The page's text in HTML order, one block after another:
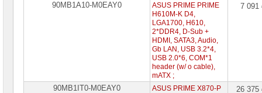
90MB1A10-M0EAY0
ASUS PRIME PRIME
H610M-K D4,
LGA1700, H610,
2*DDR4, D-Sub +
HDMI, SATA3, Audio,
Gb LAN, USB 3.2*4,
USB 2.0*6, COM*1
header (w/ o cable),
mATX ;
7
90MB1IT0-M0EAY0
ASUS PRIME X870-P
26